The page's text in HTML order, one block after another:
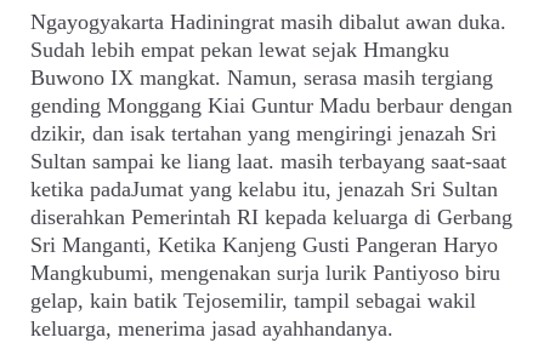
Ngayogyakarta Hadiningrat masih dibalut awan duka.
Sudah lebih empat pekan lewat sejak Hmangku
Buwono IX mangkat. Namun, serasa masih tergiang
gending Monggang Kiai Guntur Madu berbaur dengan
dzikir, dan isak tertahan yang mengiringi jenazah Sri
Sultan sampai ke liang laat. masih terbayang saat-saat
ketika padaJumat yang kelabu itu, jenazah Sri Sultan
diserahkan Pemerintah RI kepada keluarga di Gerbang
Sri Manganti, Ketika Kanjeng Gusti Pangeran Haryo
Mangkubumi, mengenakan surja lurik Pantiyoso biru
gelap, kain batik Tejosemilir, tampil sebagai wakil
keluarga, menerima jasad ayahhandanya.